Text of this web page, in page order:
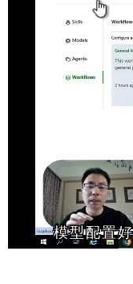
模型配置
模型配置